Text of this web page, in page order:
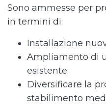
Sono ammesse per
in termini di:
Installazione
Ampliamento di
esistente;
Diversificare la
stabilimento